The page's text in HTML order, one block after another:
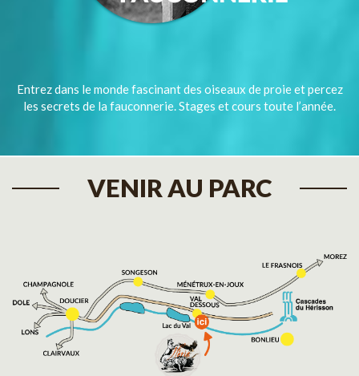
Entrez dans le monde fascinant des oiseaux de proie et percez
les secrets de la fauconnerie. Stages et cours toute l’année.
VENIR AU PARC